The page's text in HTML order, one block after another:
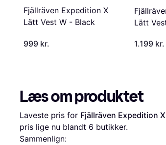
Fjällräven Expedition X
Lätt Vest W - Black
999 kr.
Lätt
1.199 kr.
Læs om produktet
Laveste pris for Fjällräven Expedition
pris lige nu blandt 6 butikker.
Sammenlign: